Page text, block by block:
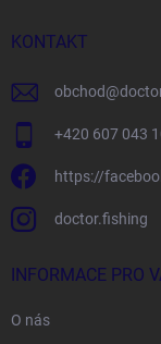
KONTAKT
obchod@
+420 607 043
https://
doctor.fishing
INFORMACE PRO
O nás